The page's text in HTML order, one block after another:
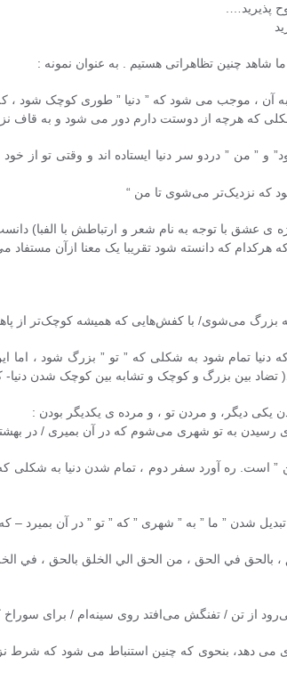
پذیرید….
چنین تظاهراتی هستیم . به عنوان نمونه :
آن ، موجب می شود که ” دنیا ” طوری کوچک شود ،
که هرچه از دوستت دارم دور می شود و به قاف
و ” من ” دردو سر دنیا ایستاده اند و وقتی
که نزدیک‌تر می‌شوی تا من “
عشق با توجه به نام شعر و ارتباطش با الفبا)
هرکدام که دانسته شود تقریبا یک معنا ازآن
بزرگ می‌شوی/ با کفش‌هایی که همیشه کوچک‌تر از
تمام شود به شکلی که ” تو ” بزرگ شود ، اما
بین بزرگ و کوچک و تشابه بین کوچک شدن دنیا-
به تو شهری می‌شوم که در آن بمیری / در
است. ره آورد سفر دوم ، تمام شدن دنیا به شکلی
شدن ” ما ” به ” شهری ” که ” تو ” در آن بمیرد –
، بالحق في الحق ، من الحق الي الخلق بالحق ، في
از تن / تفنگش می‌افتد روی سینه‌ام / برای
دهد، بنحوی که چنین استنباط می شود که شرط